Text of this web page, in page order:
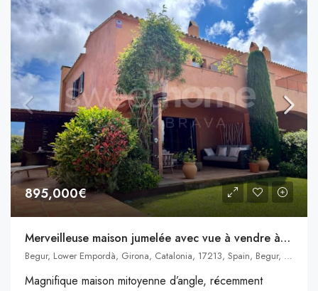
895,000€
Merveilleuse maison jumelée avec vue à vendre à Begur
Begur, Lower Empordà, Girona, Catalonia, 17213, Spain, Begur, Catalogne
Magnifique maison mitoyenne d’angle, récemment